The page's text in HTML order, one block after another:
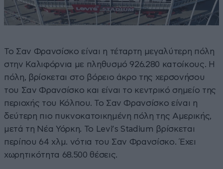
Το Σαν Φρανσίσκο είναι η τέταρτη μεγαλύτερη πόλη
στην Καλιφόρνια με πληθυσμό 926.280 κατοίκους. Η
πόλη, βρίσκεται στο βόρειο άκρο της χερσονήσου
του Σαν Φρανσίσκο και είναι το κεντρικό σημείο της
περιοχής του Κόλπου. Το Σαν Φρανσίσκο είναι η
δεύτερη πιο πυκνοκατοικημένη πόλη της Αμερικής,
μετά τη Νέα Υόρκη. Το Levi’s Stadium βρίσκεται
περίπου 64 χλμ. νότια του Σαν Φρανσίσκο. Έχει
χωρητικότητα 68.500 θέσεις.